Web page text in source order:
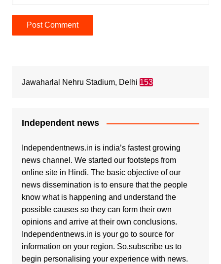
Jawaharlal Nehru Stadium, Delhi 153
Independent news
Independentnews.in is india’s fastest growing
news channel. We started our footsteps from
online site in Hindi. The basic objective of our
news dissemination is to ensure that the people
know what is happening and understand the
possible causes so they can form their own
opinions and arrive at their own conclusions.
Independentnews.in is your go to source for
information on your region. So,subscribe us to
begin personalising your experience with news.